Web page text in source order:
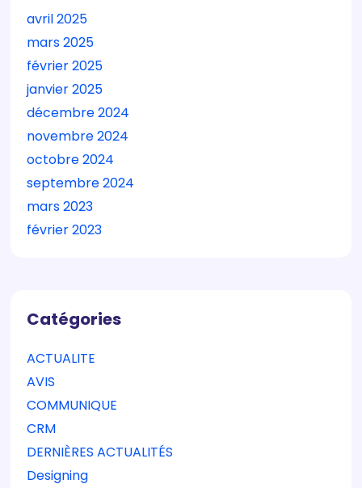
avril 2025
mars 2025
février 2025
janvier 2025
décembre 2024
novembre 2024
octobre 2024
septembre 2024
mars 2023
février 2023
Catégories
ACTUALITE
AVIS
COMMUNIQUE
CRM
DERNIÈRES ACTUALITÉS
Designing